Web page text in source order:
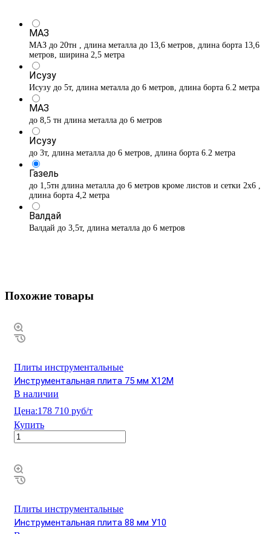
МАЗ
МАЗ до 20тн , длина металла до 13,6 метров, длина борта 13,6
метров, ширина 2,5 метра
Исузу
Исузу до 5т, длина металла до 6 метров, длина борта 6.2 метра
МАЗ
до 8,5 тн длина металла до 6 метров
Исузу
до 3т, длина металла до 6 метров, длина борта 6.2 метра
Газель
до 1,5тн длина металла до 6 метров кроме листов и сетки 2х6 ,
длина борта 4,2 метра
Валдай
Валдай до 3,5т, длина металла до 6 метров
Похожие товары
Плиты инструментальные
Инструментальная плита 75 мм Х12М
В наличии
Цена:178 710 руб/т
Купить
Плиты инструментальные
Инструментальная плита 88 мм У10